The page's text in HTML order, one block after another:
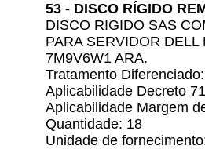
53 - DISCO RÍGIDO
DISCO RIGIDO SAS
PARA SERVIDOR
7M9V6W1 ARA.
Tratamento
Aplicabilidade Decreto
Aplicabilidade Margem
Quantidade: 18
Unidade de